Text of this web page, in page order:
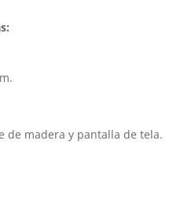
de madera y pantalla de tela.